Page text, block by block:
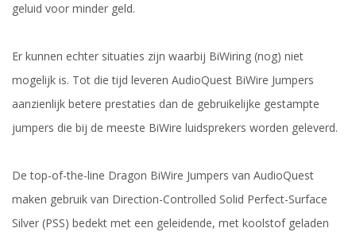
geluid voor minder geld.
Er kunnen echter situaties zijn waarbij BiWiring (nog) niet
mogelijk is. Tot die tijd leveren AudioQuest BiWire Jumpers
aanzienlijk betere prestaties dan de gebruikelijke gestampte
jumpers die bij de meeste BiWire luidsprekers worden geleverd.
De top-of-the-line Dragon BiWire Jumpers van AudioQuest
maken gebruik van Direction-Controlled Solid Perfect-Surface
Silver (PSS) bedekt met een geleidende, met koolstof geladen